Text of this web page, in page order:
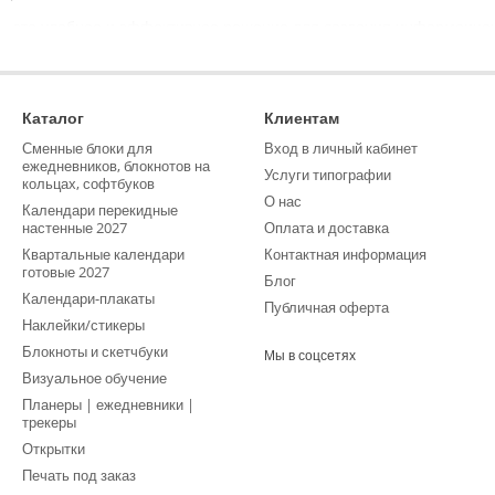
печать брошюр позволяет изготовить тираж в кратчайшие
получить качественный продукт, адаптированный под ваши
Каталог
Сменные блоки для
ежедневников, блокнотов на
кольцах, софтбуков
Календари перекидные
настенные 2027
Квартальные календари
готовые 2027
Календари-плакаты
Наклейки/стикеры
Блокноты и скетчбуки
Визуальное обучение
Планеры | ежедневники |
трекеры
Открытки
Печать под заказ
Клиентам
Вход в личный кабинет
Услуги типографии
О нас
Оплата и доставка
Контактная информация
Блог
Публичная оферта
Мы в соцсетях